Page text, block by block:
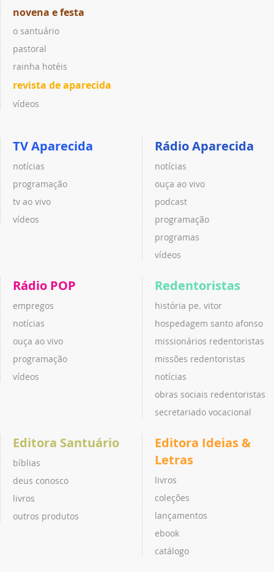
novena e festa
o santuário
pastoral
rainha hotéis
revista de aparecida
vídeos
TV Aparecida
notícias
programação
tv ao vivo
vídeos
Rádio Aparecida
notícias
ouça ao vivo
podcast
programação
programas
vídeos
Rádio POP
empregos
notícias
ouça ao vivo
programação
vídeos
Redentoristas
história pe. vitor
hospedagem santo afonso
missionários redentoristas
missões redentoristas
notícias
obras sociais redentoristas
secretariado vocacional
Editora Santuário
bíblias
deus conosco
livros
outros produtos
Editora Ideias &
Letras
livros
coleções
lançamentos
ebook
catálogo